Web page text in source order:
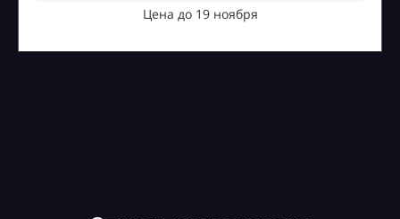
Цена до 19 ноября